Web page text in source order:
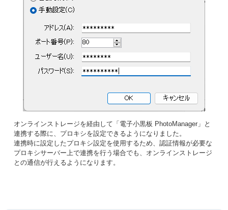
オンラインストレージを経由して「電子小黒板 PhotoManager」と
連携する際に、プロキシを設定できるようになりました。
連携時に設定したプロキシ設定を使用するため、認証情報が必要な
プロキシサーバー上で連携を行う場合でも、オンラインストレージ
との通信が行えるようになります。